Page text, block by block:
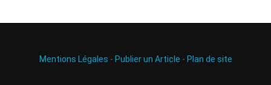
Mentions Légales - Publier un Article - Plan de site